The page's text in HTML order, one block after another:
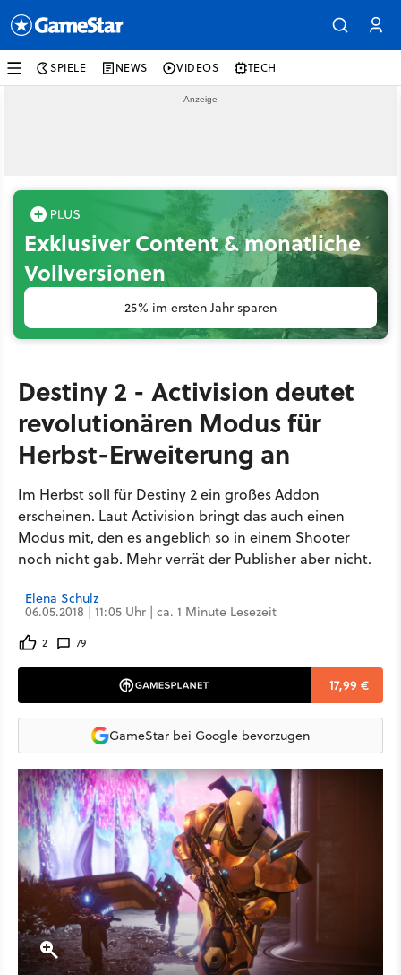
SPIELE NEWS VIDEOS TECH
Exklusiver Content & monatliche
Vollversionen
25% im ersten Jahr sparen
Destiny 2 - Activision deutet
revolutionären Modus für
Herbst-Erweiterung an
Im Herbst soll für Destiny 2 ein großes Addon
erscheinen. Laut Activision bringt das auch einen
Modus mit, den es angeblich so in einem Shooter
noch nicht gab. Mehr verrät der Publisher aber nicht.
Elena Schulz
06.05.2018 | 11:05 Uhr | ca. 1 Minute Lesezeit
2 79
17,99 €
GameStar bei Google bevorzugen